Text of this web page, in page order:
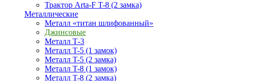
Трактор Arta-F T-8 (2 замка)
Металлические
Металл «титан шлифованный»
Джинсовые
Металл Т-3
Металл T-5 (1 замок)
Металл T-5 (2 замка)
Металл T-8 (1 замок)
Металл T-8 (2 замка)